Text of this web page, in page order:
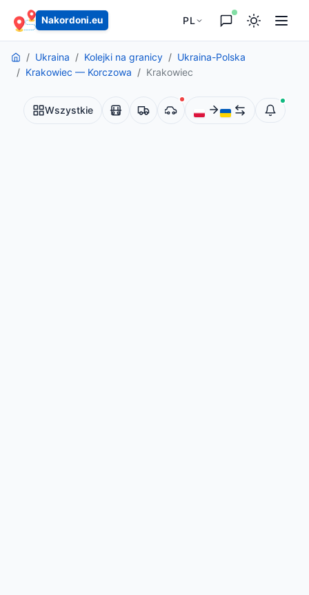
Nakordoni.eu PL
treści
Ukraina Kolejki na granicy
Ukraina-Polska
Krakowiec — Korczowa
Krakowiec
Wszystkie